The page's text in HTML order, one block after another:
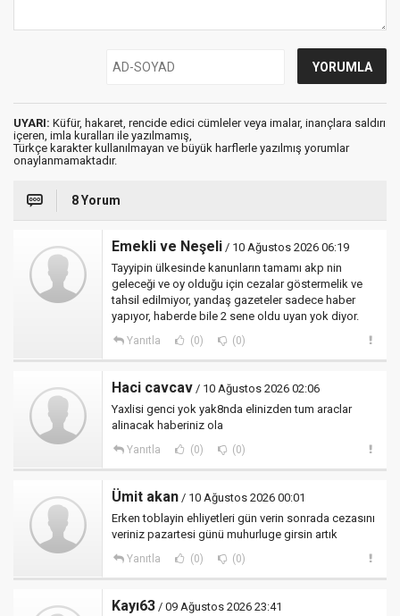
UYARI: Küfür, hakaret, rencide edici cümleler veya imalar, inançlara saldırı
içeren, imla kuralları ile yazılmamış,
Türkçe karakter kullanılmayan ve büyük harflerle yazılmış yorumlar
onaylanmamaktadır.
8 Yorum
Emekli ve Neşeli / 10 Ağustos 2026 06:19
Tayyipin ülkesinde kanunların tamamı akp nin
geleceği ve oy olduğu için cezalar göstermelik ve
tahsil edilmiyor, yandaş gazeteler sadece haber
yapıyor, haberde bile 2 sene oldu uyan yok diyor.
Yanıtla (0) (0)
Haci cavcav / 10 Ağustos 2026 02:06
Yaxlisi genci yok yak8nda elinizden tum araclar
alinacak haberiniz ola
Yanıtla (0) (0)
Ümit akan / 10 Ağustos 2026 00:01
Erken toblayin ehliyetleri gün verin sonrada cezasını
veriniz pazartesi günü muhurluge girsin artık
Yanıtla (0) (0)
Kayı63 / 09 Ağustos 2026 23:41